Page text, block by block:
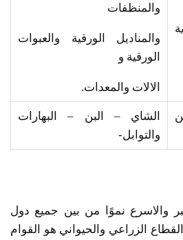
والمنظفات
والمناديل الورقية والعبوات
الورقية و
الالات والمعدات.
الشاي – البن – البهارات
والتوابل-
والاسرع نموًا من بين جميع دول
الزراعي والحيواني هو القوام